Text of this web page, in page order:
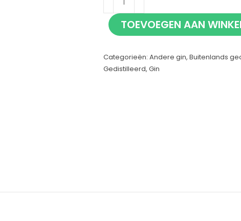
Passionfruit
&
70cl
aantal
TOEVOEGEN AAN
Categorieën: Andere gin, Buitenlands
Gedistilleerd, Gin